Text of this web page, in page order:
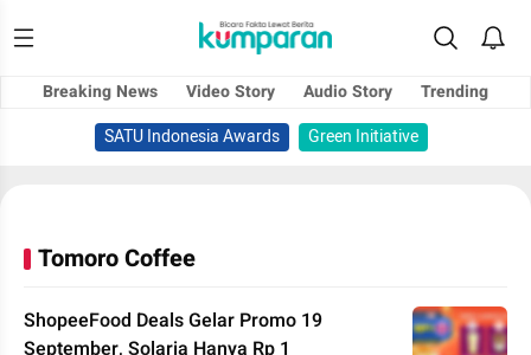
Breaking News Video Story Audio Story
Trending
SATU Indonesia Awards
Green Initiative
Tomoro Coffee
ShopeeFood Deals Gelar Promo 19
September, Solaria Hanya Rp 1